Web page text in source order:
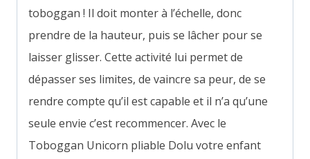
toboggan ! Il doit monter à l’échelle, donc
prendre de la hauteur, puis se lâcher pour se
laisser glisser. Cette activité lui permet de
dépasser ses limites, de vaincre sa peur, de se
rendre compte qu’il est capable et il n’a qu’une
seule envie c’est recommencer. Avec le
Toboggan Unicorn pliable Dolu votre enfant